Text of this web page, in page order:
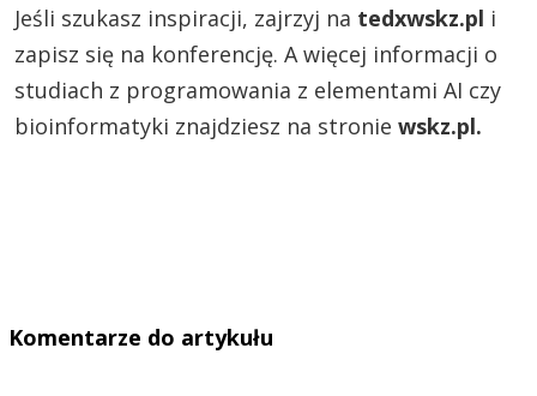
Jeśli szukasz inspiracji, zajrzyj na tedxwskz.pl i
zapisz się na konferencję. A więcej informacji o
studiach z programowania z elementami AI czy
bioinformatyki znajdziesz na stronie wskz.pl.
Komentarze do artykułu